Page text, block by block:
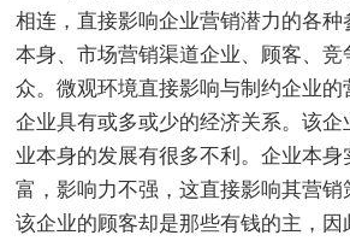
相连，直接影响企业营销潜力的各种
本身、市场营销渠道企业、顾客、竞
众。微观环境直接影响与制约企业
企业具有或多或少的经济关系。该企
业本身的发展有很多不利。企业本身
富，影响力不强，这直接影响其营销
该企业的顾客却是那些有钱的主，